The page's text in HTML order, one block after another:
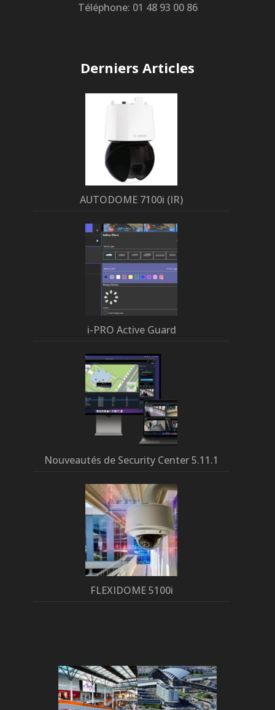
Téléphone: 01 48 93 00 86
Derniers Articles
AUTODOME 7100i (IR)
i-PRO Active Guard
Nouveautés de Security Center 5.11.1
FLEXIDOME 5100i